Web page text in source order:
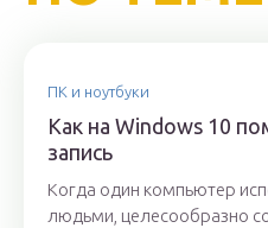
ПК и ноутбуки
Как на Windows 10
запись
Когда один компьютер
людьми, целесообразно